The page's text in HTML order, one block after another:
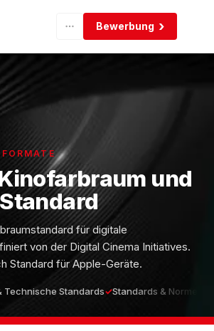
Bewerbung
und
für digitale
von der Digital Cinema Initiatives.
Standard für Apple-Geräte.
Technische Standards Standards & Normen